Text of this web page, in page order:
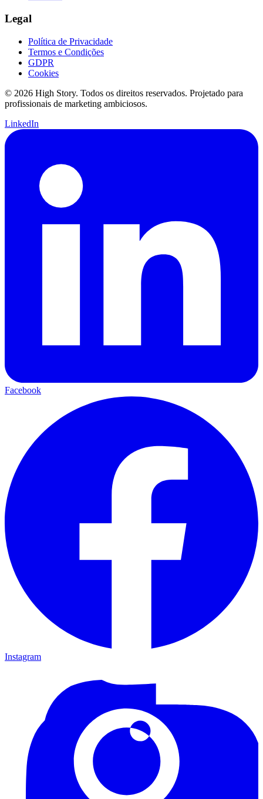
Legal
Política de Privacidade
Termos e Condições
GDPR
Cookies
© 2026 High Story. Todos os direitos reservados. Projetado para
profissionais de marketing ambiciosos.
LinkedIn
Facebook
Instagram